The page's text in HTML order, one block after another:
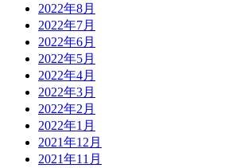
2022年8月
2022年7月
2022年6月
2022年5月
2022年4月
2022年3月
2022年2月
2022年1月
2021年12月
2021年11月